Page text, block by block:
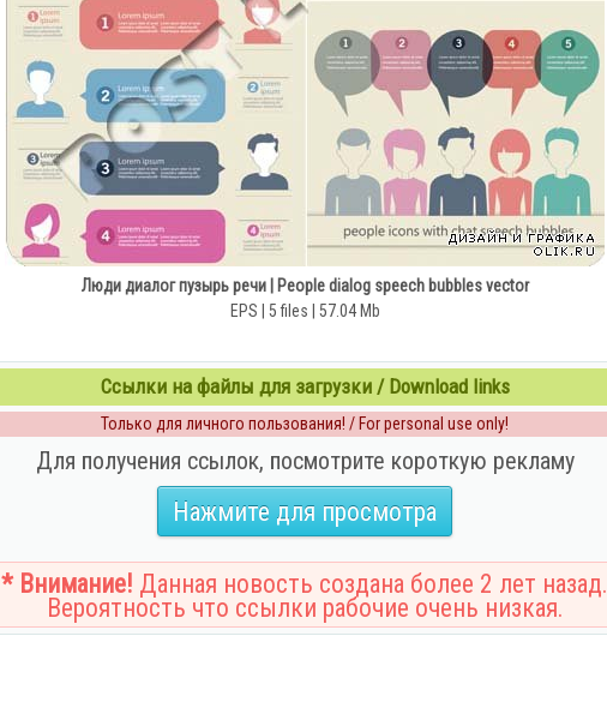
Люди диалог пузырь речи | People dialog speech bubbles vector
EPS | 5 files | 57.04 Mb
Ссылки на файлы для загрузки / Download links
Только для личного пользования! / For personal use only!
Для получения ссылок, посмотрите короткую рекламу
Нажмите для просмотра
* Внимание! Данная новость создана более 2 лет назад.
Вероятность что ссылки рабочие очень низкая.